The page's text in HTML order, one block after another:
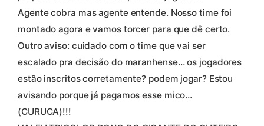
Agente cobra mas agente entende. Nosso time foi
montado agora e vamos torcer para que dê certo.
Outro aviso: cuidado com o time que vai ser
escalado pra decisão do maranhense… os jogadores
estão inscritos corretamente? podem jogar? Estou
avisando porque já pagamos esse mico…
(CURUCA)!!!